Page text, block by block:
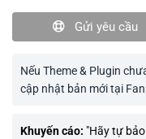
Gửi yêu cầu
Nếu Theme & Plugin
cập nhật bản mới tại
Khuyến cáo: "Hãy tự